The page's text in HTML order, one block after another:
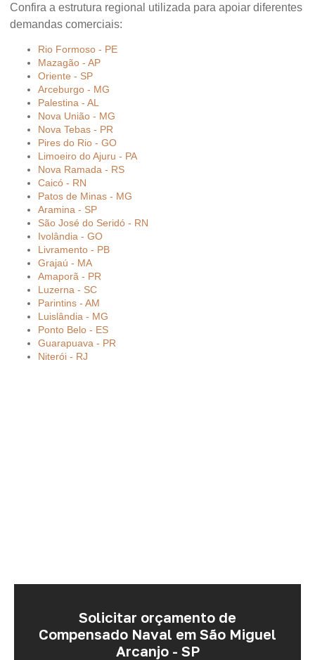
Confira a estrutura regional utilizada para apoiar diferentes
demandas comerciais:
Rio Formoso - PE
Mazagão - AP
Oriente - SP
Arceburgo - MG
Palestina - AL
Nova União - MG
Nova Tebas - PR
Pires do Rio - GO
Limoeiro do Ajuru - PA
Nova Ramada - RS
Caicó - RN
Patos de Minas - MG
Aramina - SP
São José do Seridó - RN
Ivolândia - GO
Livramento - PB
Grajaú - MA
Amaporã - PR
Luzerna - SC
Parintins - AM
Luislândia - MG
Ponto Belo - ES
Guarapuava - PR
Niterói - RJ
Solicitar orçamento de
Compensado Naval em São Miguel
Arcanjo - SP